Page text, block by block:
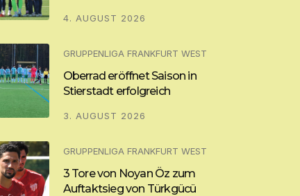
4. AUGUST 2026
GRUPPENLIGA FRANKFURT WEST
Oberrad eröffnet Saison in
Stierstadt erfolgreich
3. AUGUST 2026
GRUPPENLIGA FRANKFURT WEST
3 Tore von Noyan Öz zum
Auftaktsieg von Türkgücü